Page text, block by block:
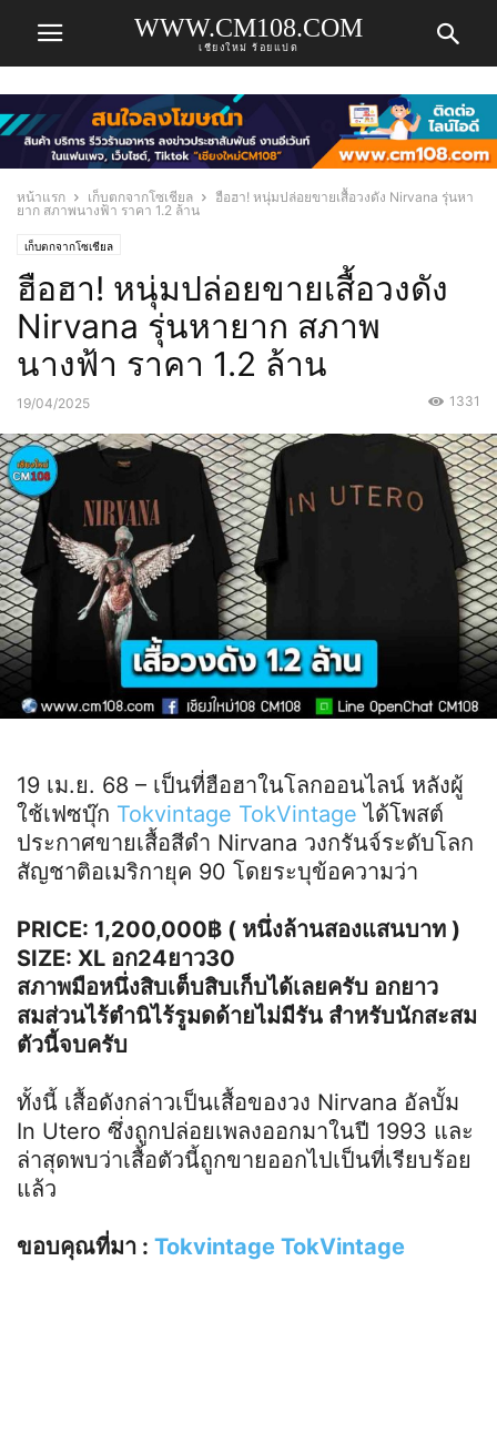
WWW.CM108.COM
เชียงใหม่ ร้อยแปด
หน้าแรก เก็บตกจากโซเชียล
ฮือฮา! หนุ่มปล่อยขายเสื้อวงดัง Nirvana รุ่นหา
ยาก สภาพนางฟ้า ราคา 1.2 ล้าน
เก็บตกจากโซเชียล
ฮือฮา! หนุ่มปล่อยขายเสื้อวงดัง
Nirvana รุ่นหายาก สภาพ
นางฟ้า ราคา 1.2 ล้าน
19/04/2025 1331
19 เม.ย. 68 – เป็นที่ฮือฮาในโลกออนไลน์ หลังผู้
ใช้เฟซบุ๊ก Tokvintage TokVintage ได้โพสต์
ประกาศขายเสื้อสีดำ Nirvana วงกรันจ์ระดับโลก
สัญชาติอเมริกายุค 90 โดยระบุข้อความว่า
PRICE: 1,200,000฿ ( หนึ่งล้านสองแสนบาท )
SIZE: XL อก24ยาว30
สภาพมือหนึ่งสิบเต็บสิบเก็บได้เลยครับ อกยาว
สมส่วนไร้ตำนิไร้รูมดด้ายไม่มีรัน สำหรับนักสะสม
ตัวนี้จบครับ
ทั้งนี้ เสื้อดังกล่าวเป็นเสื้อของวง Nirvana อัลบั้ม
In Utero ซึ่งถูกปล่อยเพลงออกมาในปี 1993 และ
ล่าสุดพบว่าเสื้่อตัวนี้ถูกขายออกไปเป็นที่เรียบร้อย
แล้ว
ขอบคุณที่มา : Tokvintage TokVintage